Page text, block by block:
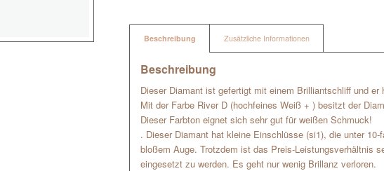
Beschreibung Zusätzliche Informationen
Beschreibung
Dieser Diamant ist gefertigt mit einem Brilliantschliff und
Mit der Farbe River D (hochfeines Weiß + ) besitzt der
Dieser Farbton eignet sich sehr gut für weißen Schmuck!
. Dieser Diamant hat kleine Einschlüsse (si1), die unter
bloßem Auge. Trotzdem ist das Preis-Leistungsverhältnis
eingesetzt zu werden. Es geht nur wenig Brillanz verloren.